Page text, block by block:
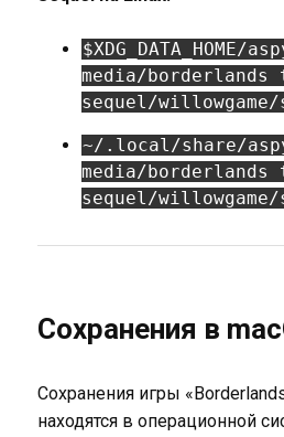
$XDG_DATA_HOME/
media/borderlands
sequel/
~/.local/share/
media/borderlands
sequel/
Сохранения в
Сохранения игры
находятся в операционной